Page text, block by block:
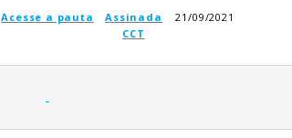
Acesse a pauta
Assinada
CCT
21/09/2021